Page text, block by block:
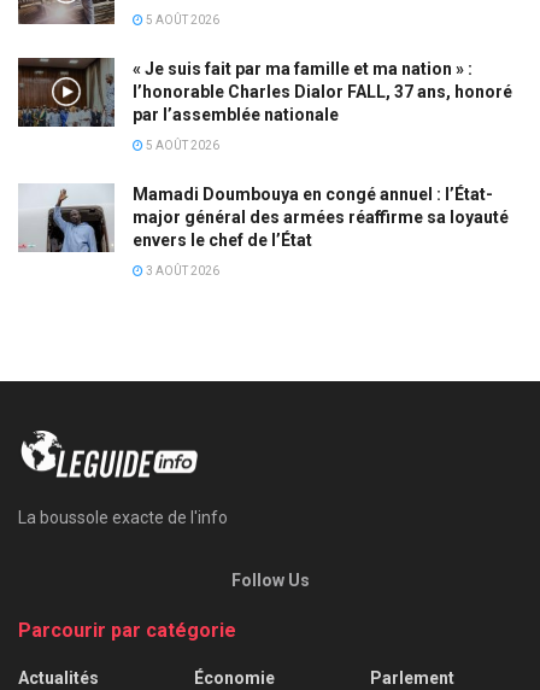
5 AOÛT 2026
« Je suis fait par ma famille et ma nation » :
l’honorable Charles Dialor FALL, 37 ans, honoré
par l’assemblée nationale
5 AOÛT 2026
Mamadi Doumbouya en congé annuel : l’État-
major général des armées réaffirme sa loyauté
envers le chef de l’État
3 AOÛT 2026
La boussole exacte de l'info
Follow Us
Parcourir par catégorie
Actualités
Économie
Parlement